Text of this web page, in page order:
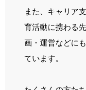
また、キャリア
育活動に携わる
画・運営などに
ています。